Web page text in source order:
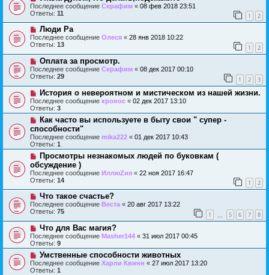
Последнее сообщение Серафим « 08 фев 2018 23:51
Ответы: 11 1 2
Люди Ра
Последнее сообщение Олеся « 28 янв 2018 10:22
Ответы: 13 1 2
Оплата за просмотр.
Последнее сообщение Серафим « 08 дек 2017 00:10
Ответы: 29 1 2 3
История о невероятном и мистическом из нашей жизни.
Последнее сообщение кронос « 02 дек 2017 13:10
Ответы: 3
Как часто вы используете в быту свои " супер -
способности"
Последнее сообщение mika222 « 01 дек 2017 10:43
Ответы: 1
Просмотры незнакомых людей по буковкам (
обсуждение )
Последнее сообщение ИллюZия « 22 ноя 2017 16:47
Ответы: 14 1 2
Что такое счастье?
Последнее сообщение Веста « 20 авг 2017 13:22
Ответы: 75 1 5 6 7 8
Что для Вас магия?
Последнее сообщение Masher144 « 31 июл 2017 00:45
Ответы: 9
Умственные способности животных
Последнее сообщение Харли Квинн « 27 июл 2017 13:20
Ответы: 1